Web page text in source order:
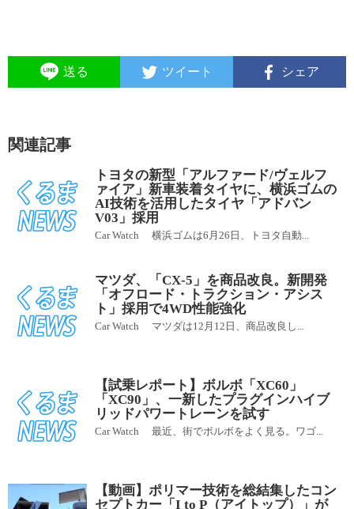
送る ツイート シェア
関連記事
トヨタの新型「アルファード/ヴェルフ
ァイア」新車装着タイヤに、横浜ゴムの
AI技術を活用したタイヤ「アドバン
V03」採用
Car Watch 横浜ゴムは6月26日、トヨタ自動...
マツダ、「CX-5」を商品改良。新開発
「オフロード・トラクション・アシス
ト」採用で4WD性能強化
Car Watch マツダは12月12日、商品改良し...
【試乗レポート】ボルボ「XC60」
「XC90」、一新したプラグインハイブ
リッドパワートレーンを試す
Car Watch 最近、街でボルボをよく見る。ワゴ...
【動画】ポリマー技術を総結集したコン
セプトカー「I to P（アイトップ）」が